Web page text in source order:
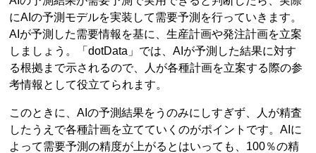
にAIの予測モデルを実装して需要予測を行っていきます。
AIが予測した需要情報を基に、生産計画や発注計画を立案
しましょう。「dotData」では、AIが予測した結果に対す
る根拠まで示されるので、人が各種計画を立案する際の参
考情報として役立てられます。
このときに、AIの予測結果をうのみにしすぎず、人が精査
したうえで各種計画を立てていくのがポイントです。AIに
よって需要予測の精度が上がるとはいっても、100％の精